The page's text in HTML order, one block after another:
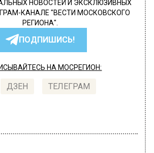
НОВОСТЕЙ И ЭКСКЛЮЗИВНЫХ
КАНАЛЕ "ВЕСТИ МОСКОВСКОГО
РЕГИОНА".
ПОДПИШИСЬ!
НА МОСРЕГИОН:
ДЗЕН ТЕЛЕГРАМ